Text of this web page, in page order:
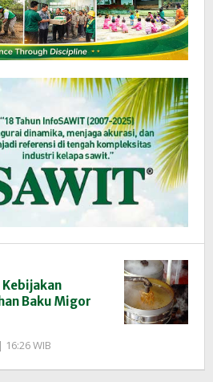
Baku Migor
16:26 WIB
InfoSAWIT